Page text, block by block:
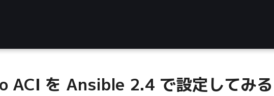
ACI を Ansible 2.4 で設定してみる